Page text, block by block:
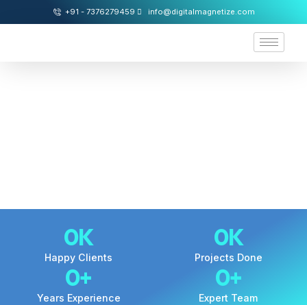
+91 - 7376279459 info@digitalmagnetize.com
Happy Clients
0K
Projects Done
0K
Years Experience
0+
Expert Team
0+